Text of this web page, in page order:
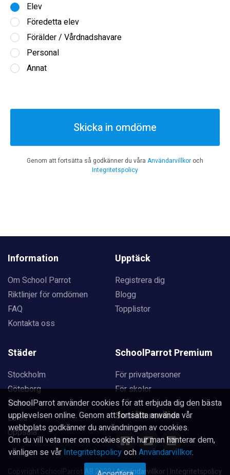
Elev
Föredetta elev
Förälder / Vårdnadshavare
Personal
Annat
Skicka in omdöme
Genom att fortsätta så godkänner du våra Användarvillkor och
Integritetspolicy
Information
Om School Parrot
Riktlinjer för omdömen
FAQ
Kontakta oss
Upptäck
Registrera dig
Blogg
Topplistor
Städer
Stockholm
Göteborg
Malmö
Luleå
Uppsala
SchoolParrot Premium
För privatpersoner
För skolor
Sociala medier
Copyright SchoolParrot AB 2023|Användarvillkor | Integritetspolicy
SchoolParrot använder cookies för att erbjuda dig den bästa
upplevelsen online. Genom att fortsätta använda vår
webbplats godkänner du användningen av cookies.
Om du vill veta mer om cookies och hur man hanterar dem,
vänligen se vår IntegritetspolicyochAnvändarvillkor.